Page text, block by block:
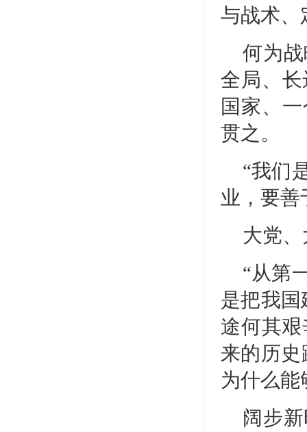
与战术、
何为
全局、
国家、
贯之。
“我们
业，要善
大党
“从第
是把我国
途何其
来的历史
为什么能
阔步